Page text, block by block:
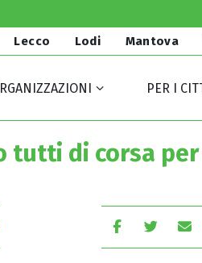
Lecco Lodi Mantova
PER I
tutti di corsa per